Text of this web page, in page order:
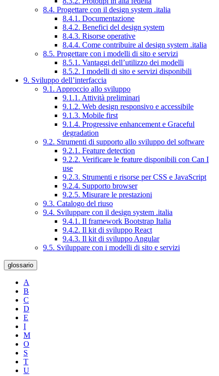
8.4. Progettare con il design system .italia
8.4.1. Documentazione
8.4.2. Benefici del design system
8.4.3. Risorse operative
8.4.4. Come contribuire al design system .italia
8.5. Progettare con i modelli di sito e servizi
8.5.1. Vantaggi dell’utilizzo dei modelli
8.5.2. I modelli di sito e servizi disponibili
9. Sviluppo dell’interfaccia
9.1. Approccio allo sviluppo
9.1.1. Attività preliminari
9.1.2. Web design responsivo e accessibile
9.1.3. Mobile first
9.1.4. Progressive enhancement e Graceful
degradation
9.2. Strumenti di supporto allo sviluppo del software
9.2.1. Feature detection
9.2.2. Verificare le feature disponibili con Can I
use
9.2.3. Strumenti e risorse per CSS e JavaScript
9.2.4. Supporto browser
9.2.5. Misurare le prestazioni
9.3. Catalogo del riuso
9.4. Sviluppare con il design system .italia
9.4.1. Il framework Bootstrap Italia
9.4.2. Il kit di sviluppo React
9.4.3. Il kit di sviluppo Angular
9.5. Sviluppare con i modelli di sito e servizi
glossario
A
B
C
D
E
I
M
O
S
T
U